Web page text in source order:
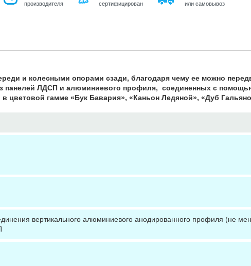
производителя
сертифицирован
или самовывоз
и колесными опорами сзади, благодаря чему ее можно
панелей ЛДСП и алюминиевого профиля, соединенных с
цветовой гамме «Бук Бавария», «Каньон Ледяной», «Дуб
вертикального алюминиевого анодированного профиля (не